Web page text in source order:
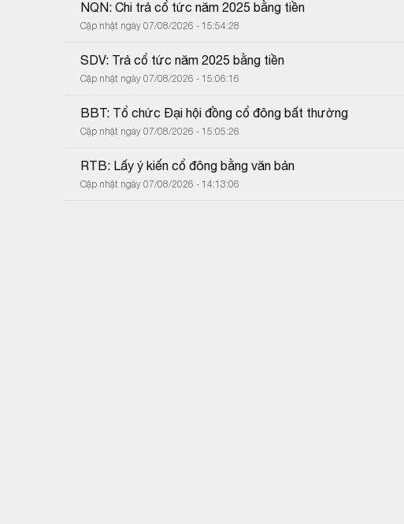
NQN: Chi trả cổ tức năm 2025 bằng tiền
Cập nhật ngày 07/08/2026 - 15:54:28
SDV: Trả cổ tức năm 2025 bằng tiền
Cập nhật ngày 07/08/2026 - 15:06:16
BBT: Tổ chức Đại hội đồng cổ đông bất thường
Cập nhật ngày 07/08/2026 - 15:05:26
RTB: Lấy ý kiến cổ đông bằng văn bản
Cập nhật ngày 07/08/2026 - 14:13:06